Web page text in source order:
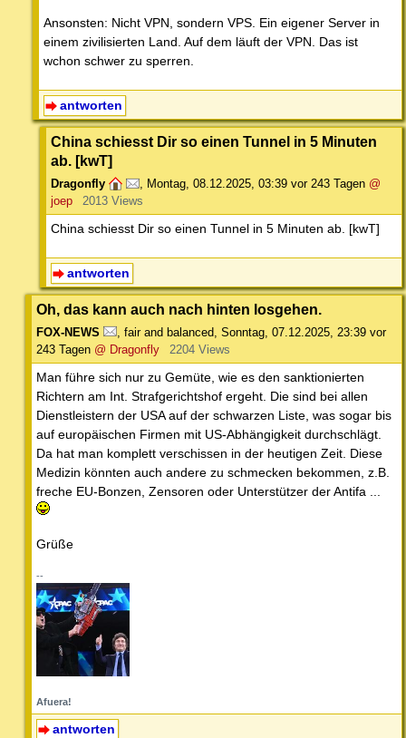
Ansonsten: Nicht VPN, sondern VPS. Ein eigener Server in
einem zivilisierten Land. Auf dem läuft der VPN. Das ist
wchon schwer zu sperren.
antworten
China schiesst Dir so einen Tunnel in 5 Minuten
ab. [kwT]
Dragonfly , Montag, 08.12.2025, 03:39 vor 243 Tagen @
joep
2013 Views
China schiesst Dir so einen Tunnel in 5 Minuten ab. [kwT]
antworten
Oh, das kann auch nach hinten losgehen.
FOX-NEWS fair and balanced Sonntag, 07.12.2025, 23:39 vor
243 Tagen @ Dragonfly 2204 Views
Man führe sich nur zu Gemüte, wie es den sanktionierten
Richtern am Int. Strafgerichtshof ergeht. Die sind bei allen
Dienstleistern der USA auf der schwarzen Liste, was sogar bis
auf europäischen Firmen mit US-Abhängigkeit durchschlägt.
Da hat man komplett verschissen in der heutigen Zeit. Diese
Medizin könnten auch andere zu schmecken bekommen, z.B.
freche EU-Bonzen, Zensoren oder Unterstützer der Antifa ...
Grüße
--
Afuera!
antworten